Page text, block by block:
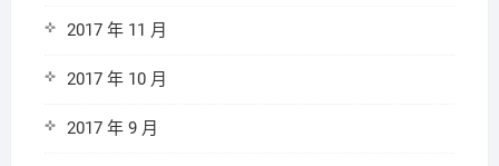
2017 年 11 月
2017 年 10 月
2017 年 9 月